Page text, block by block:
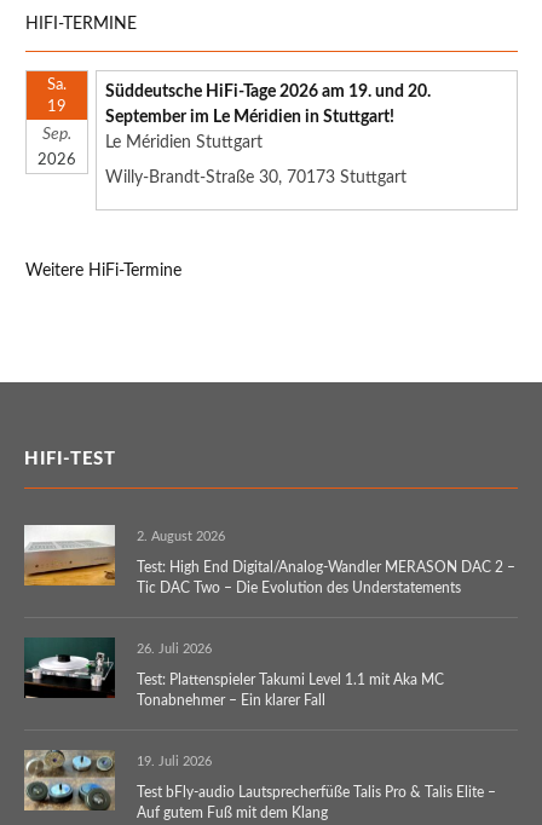
HIFI-TERMINE
Sa.
19
Sep.
2026
Süddeutsche HiFi-Tage 2026 am 19. und 20.
September im Le Méridien in Stuttgart!
Le Méridien Stuttgart
Willy-Brandt-Straße 30, 70173 Stuttgart
Weitere HiFi-Termine
HIFI-TEST
2. August 2026
Test: High End Digital/Analog-Wandler MERASON DAC 2 –
Tic DAC Two – Die Evolution des Understatements
26. Juli 2026
Test: Plattenspieler Takumi Level 1.1 mit Aka MC
Tonabnehmer – Ein klarer Fall
19. Juli 2026
Test bFly-audio Lautsprecherfüße Talis Pro & Talis Elite –
Auf gutem Fuß mit dem Klang